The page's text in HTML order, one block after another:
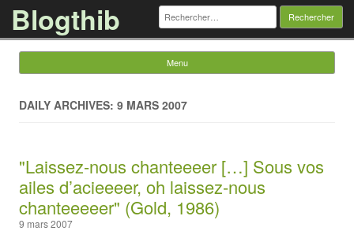
Blogthib Rechercher :
Menu
DAILY ARCHIVES: 9 MARS 2007
"Laissez-nous chanteeeer […] Sous vos
ailes d’acieeeer, oh laissez-nous
chanteeeeer" (Gold, 1986)
9 mars 2007